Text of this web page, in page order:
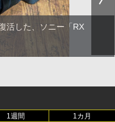
活した、ソニー「RX
1週間 1カ月